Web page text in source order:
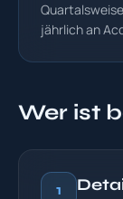
jährlich an
Wer ist
1